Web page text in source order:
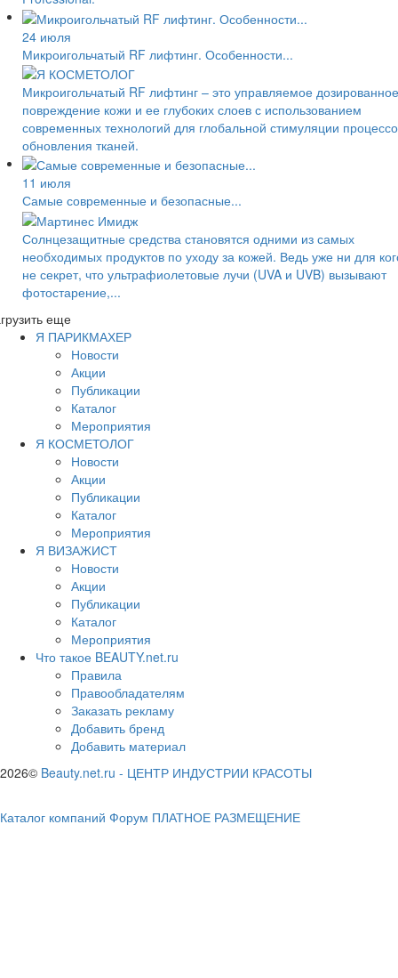
24 июля
Микроигольчатый RF лифтинг. Особенности...
Микроигольчатый RF лифтинг – это управляемое дозированное
повреждение кожи и ее глубоких слоев с использованием
современных технологий для глобальной стимуляции
обновления тканей.
11 июля
Самые современные и безопасные...
Солнцезащитные средства становятся одними из самых
необходимых продуктов по уходу за кожей. Ведь уже ни для
не секрет, что ультрафиолетовые лучи (UVA и UVB) вызывают
фотостарение,...
еще
Я ПАРИКМАХЕР
Новости
Акции
Публикации
Каталог
Мероприятия
Я КОСМЕТОЛОГ
Новости
Акции
Публикации
Каталог
Мероприятия
Я ВИЗАЖИСТ
Новости
Акции
Публикации
Каталог
Мероприятия
Что такое BEAUTY.net.ru
Правила
Правообладателям
Заказать рекламу
Добавить бренд
Добавить материал
2026© Beauty.net.ru - ЦЕНТР ИНДУСТРИИ КРАСОТЫ
Каталог компаний Форум ПЛАТНОЕ РАЗМЕЩЕНИЕ